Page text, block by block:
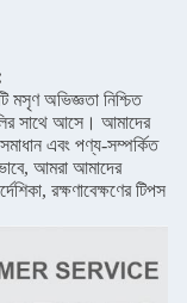
মসৃণ অভিজ্ঞতা নিশ্চিত
সাথে আসে। আমাদের
এবং পণ্য-সম্পর্কিত
আমরা আমাদের
রক্ষণাবেক্ষণের টিপস